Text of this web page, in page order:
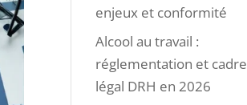
enjeux et conformité
Alcool au travail :
réglementation et cadre
légal DRH en 2026